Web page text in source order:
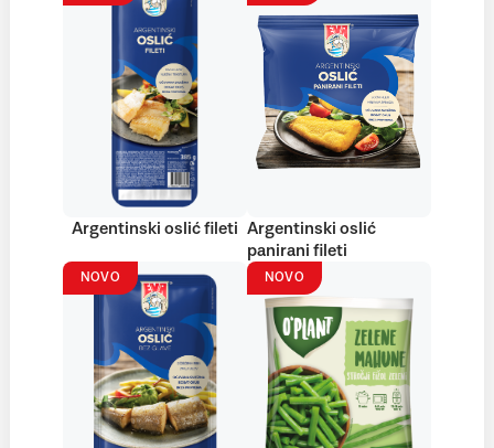
Argentinski oslić fileti Argentinski oslić
panirani fileti
NOVO NOVO